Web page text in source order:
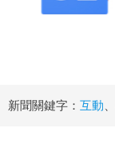
新聞關鍵字： 互動